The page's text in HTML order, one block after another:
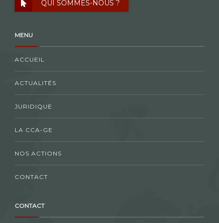
QUI SOMMES-NOUS ?
MENU
ACCUEIL
ACTUALITÉS
JURIDIQUE
LA CCA-GE
NOS ACTIONS
CONTACT
CONTACT